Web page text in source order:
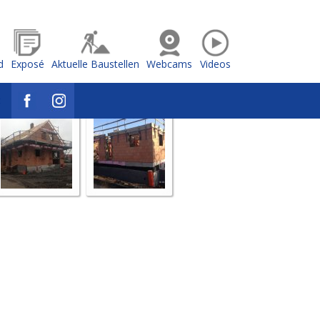
Exposé Aktuelle Baustellen Webcams Videos